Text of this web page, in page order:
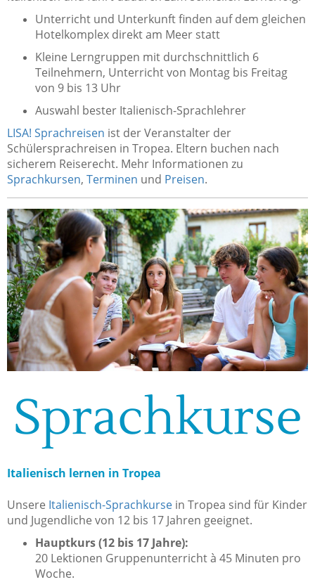
Unterricht und Unterkunft finden auf dem gleichen
Hotelkomplex direkt am Meer statt
Kleine Lerngruppen mit durchschnittlich 6
Teilnehmern, Unterricht von Montag bis Freitag
von 9 bis 13 Uhr
Auswahl bester Italienisch-Sprachlehrer
LISA! Sprachreisen ist der Veranstalter der
Schülersprachreisen in Tropea. Eltern buchen nach
sicherem Reiserecht. Mehr Informationen zu
Sprachkursen, Terminen und Preisen.
Sprachkurse
Italienisch lernen in Tropea
Unsere Italienisch-Sprachkurse in Tropea sind für Kinder
und Jugendliche von 12 bis 17 Jahren geeignet.
Hauptkurs (12 bis 17 Jahre):
20 Lektionen Gruppenunterricht à 45 Minuten pro
Woche.